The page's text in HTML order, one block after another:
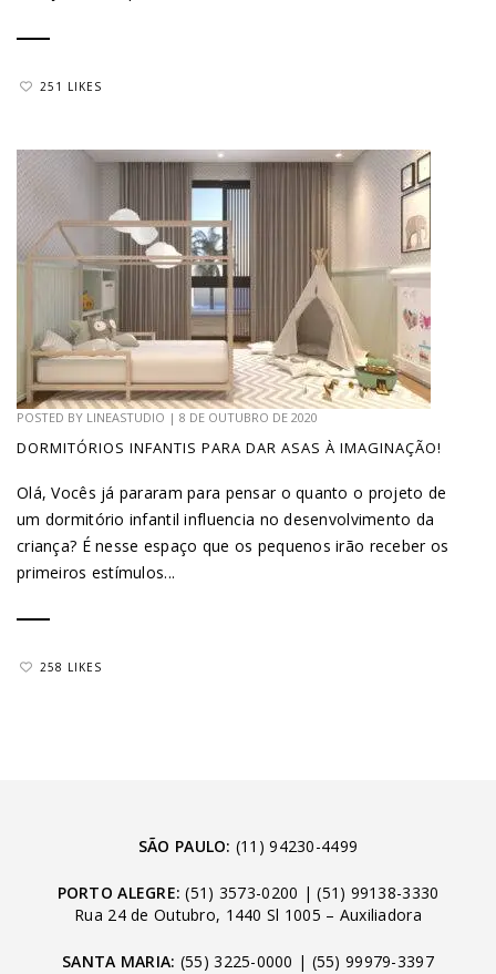
251 LIKES
POSTED BY LINEASTUDIO | 8 DE OUTUBRO DE 2020
DORMITÓRIOS INFANTIS PARA DAR ASAS À IMAGINAÇÃO!
Olá, Vocês já pararam para pensar o quanto o projeto de
um dormitório infantil influencia no desenvolvimento da
criança? É nesse espaço que os pequenos irão receber os
primeiros estímulos...
258 LIKES
SÃO PAULO: (11) 94230-4499
PORTO ALEGRE: (51) 3573-0200 |(51) 99138-3330
Rua 24 de Outubro, 1440 Sl 1005 – Auxiliadora
SANTA MARIA: (55) 3225-0000 | (55) 99979-3397